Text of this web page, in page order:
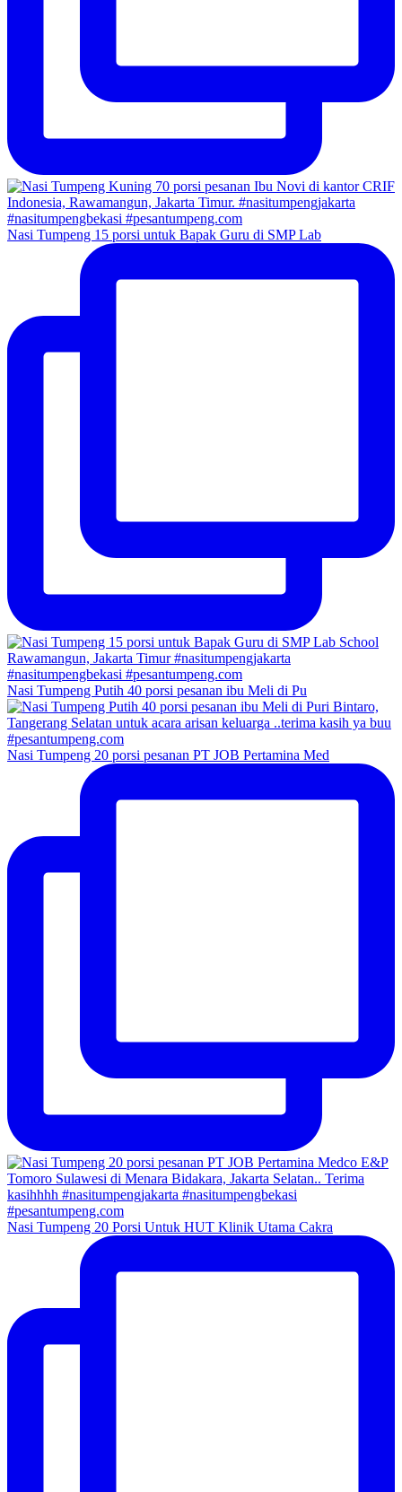
Nasi Tumpeng 15 porsi untuk Bapak Guru di SMP Lab
Nasi Tumpeng Putih 40 porsi pesanan ibu Meli di Pu
Nasi Tumpeng 20 porsi pesanan PT JOB Pertamina Med
Nasi Tumpeng 20 Porsi Untuk HUT Klinik Utama Cakra